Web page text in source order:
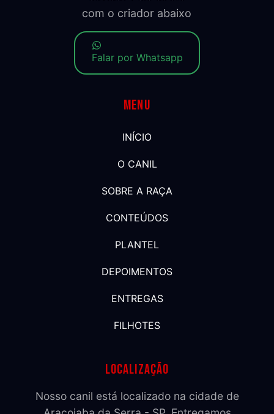
com o criador abaixo
Falar por Whatsapp
Menu
INÍCIO
O CANIL
SOBRE A RAÇA
CONTEÚDOS
PLANTEL
DEPOIMENTOS
ENTREGAS
FILHOTES
Localização
Nosso canil está localizado na cidade de